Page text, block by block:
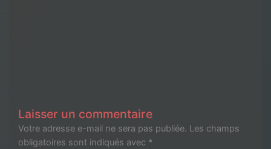
Laisser un commentaire
Votre adresse e-mail ne sera pas publiée. Les champs
obligatoires sont indiqués avec *